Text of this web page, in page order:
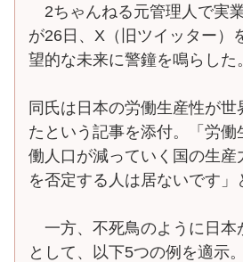
2ちゃんねる元管理人で実
が26日、X（旧ツイッター）
望的な未来に警鐘を鳴らした。
同氏は日本の労働生産性が世
たという記事を添付。「労働
働人口が減っていく国の生産
を否定する人は居ないです」
一方、不死鳥のように日本
として、以下5つの例を適示。